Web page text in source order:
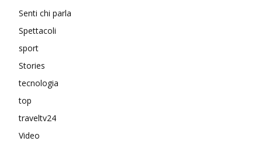
Senti chi parla
Spettacoli
sport
Stories
tecnologia
top
traveltv24
Video